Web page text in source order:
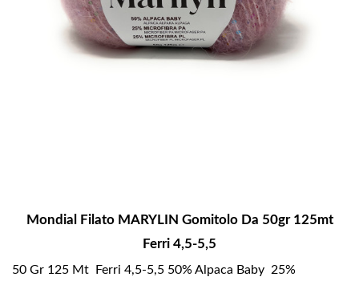
Mondial Filato MARYLIN Gomitolo Da 50gr 125mt
Ferri 4,5-5,5
50 Gr 125 Mt Ferri 4,5-5,5 50% Alpaca Baby 25%